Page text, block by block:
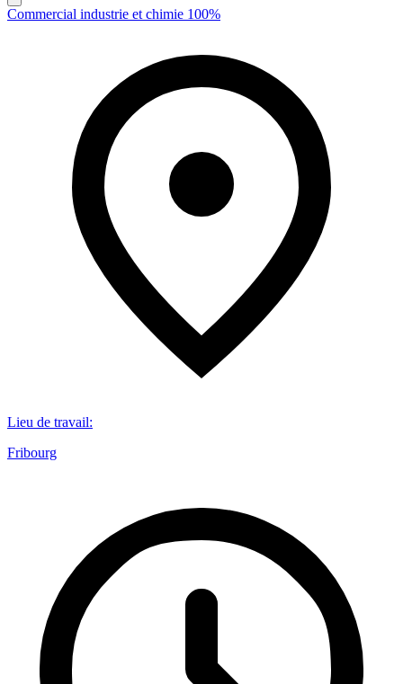
Commercial industrie et chimie 100%
Lieu de travail:
Fribourg